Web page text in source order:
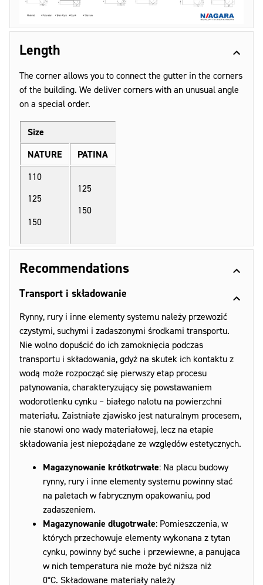
Length
The corner allows you to connect the gutter in the corners
of the building. We deliver corners with an unusual angle
on a special order.
Size
NATURE
PATINA
110
125
150
125
150
Recommendations
Transport i składowanie
Rynny, rury i inne elementy systemu należy przewozić
czystymi, suchymi i zadaszonymi środkami transportu.
Nie wolno dopuścić do ich zamoknięcia podczas
transportu i składowania, gdyż na skutek ich kontaktu z
wodą może rozpocząć się pierwszy etap procesu
patynowania, charakteryzujący się powstawaniem
wodorotlenku cynku – białego nalotu na powierzchni
materiału. Zaistniałe zjawisko jest naturalnym procesem,
nie stanowi ono wady materiałowej, lecz na etapie
składowania jest niepożądane ze względów estetycznych.
Magazynowanie krótkotrwałe: Na placu budowy
rynny, rury i inne elementy systemu powinny stać
na paletach w fabrycznym opakowaniu, pod
zadaszeniem.
Magazynowanie długotrwałe: Pomieszczenia, w
których przechowuje elementy wykonana z tytan
cynku, powinny być suche i przewiewne, a panująca
w nich temperatura nie może być niższa niż
0°C. Składowane materiały należy